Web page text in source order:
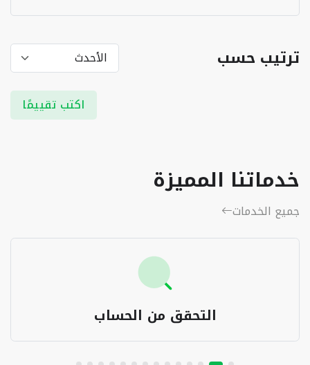
ترتيب حسب
اكتب تقييمًا
خدماتنا المميزة
جميع الخدمات
التحقق من الحساب